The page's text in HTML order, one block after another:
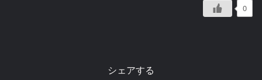
0
シェアする